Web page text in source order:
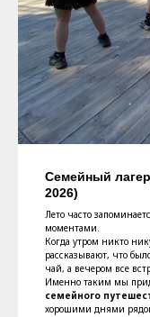
Семейный
2026)
Лето часто
моментами.
Когда утром никто
рассказывают, что
чай, а вечером все
Именно таким мы
семейного
хорошими днями